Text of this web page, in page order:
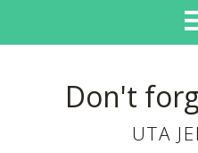
Don't
UTA